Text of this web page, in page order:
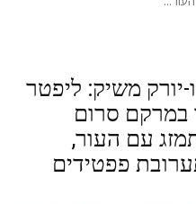
יורק משיק: ליפטר
במרקם סרום
עם העור,
פפטידים